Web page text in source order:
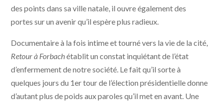
des points dans sa ville natale, il ouvre également des
portes sur un avenir qu’il espère plus radieux.
Documentaire à la fois intime et tourné vers la vie de la cité,
Retour à Forbachétablit un constat inquiétant de l’état
d’enfermement de notre société. Le fait qu’il sorte à
quelques jours du 1er tour de l’élection présidentielle donne
d’autant plus de poids aux paroles qu’il met en avant. Une